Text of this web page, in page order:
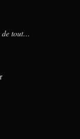
de tout…